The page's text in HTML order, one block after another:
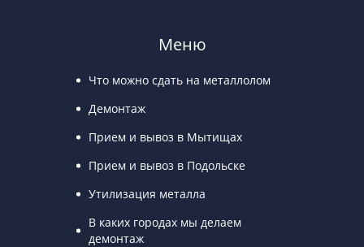
Меню
Что можно сдать на металлолом
Демонтаж
Прием и вывоз в Мытищах
Прием и вывоз в Подольске
Утилизация металла
В каких городах мы делаем
демонтаж